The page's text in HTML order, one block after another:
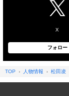
X
フォロー
TOP 人物情報 松田凌